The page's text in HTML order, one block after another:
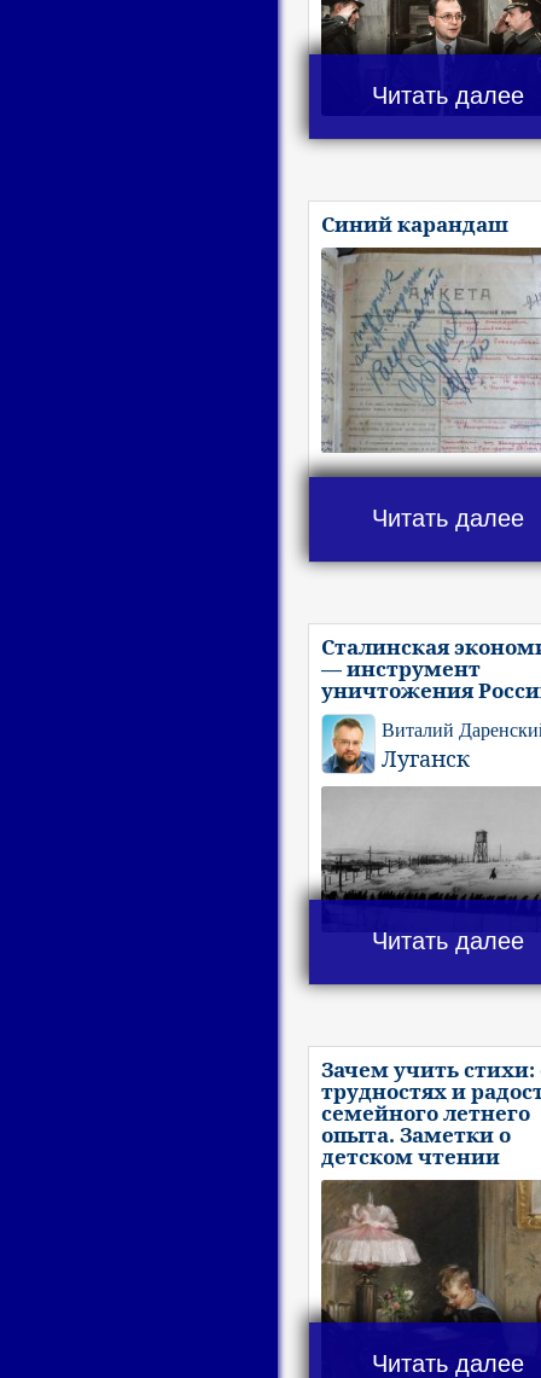
Читать далее
Синий карандаш
Читать далее
Сталинская
— инструмент
уничтожения
Виталий
Луганск
Читать далее
Зачем учить стихи:
трудностях и
семейного летнего
опыта. Заметки о
детском чтении
Читать далее